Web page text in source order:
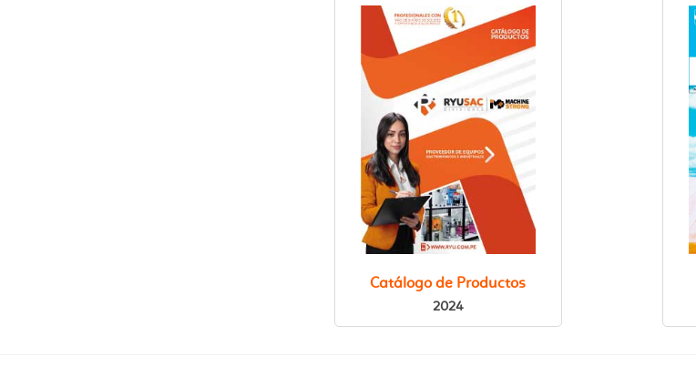
Catálogo de Productos
2024
VER ONLINE